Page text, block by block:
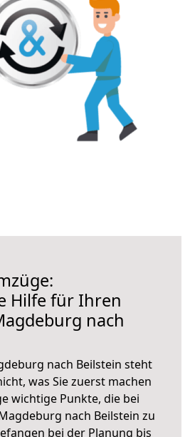
Hilfe für Ihren
nach
nach Beilstein steht
was Sie zuerst machen
wichtige Punkte, die bei
nach Beilstein zu
bei der Planung bis